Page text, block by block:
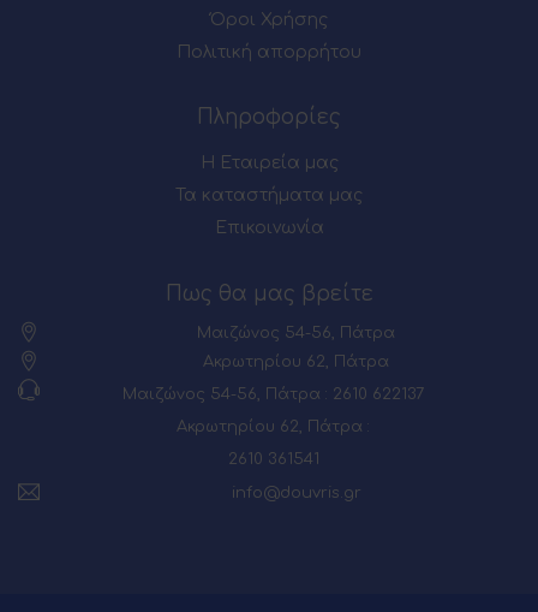
Όροι Χρήσης
Πολιτική απορρήτου
Πληροφορίες
Η Εταιρεία μας
Τα καταστήματα μας
Επικοινωνία
Πως θα μας βρείτε
Μαιζώνος 54-56, Πάτρα
Ακρωτηρίου 62, Πάτρα
Μαιζώνος 54-56, Πάτρα : 2610 622137
Ακρωτηρίου 62, Πάτρα :
2610 361541
info@douvris.gr